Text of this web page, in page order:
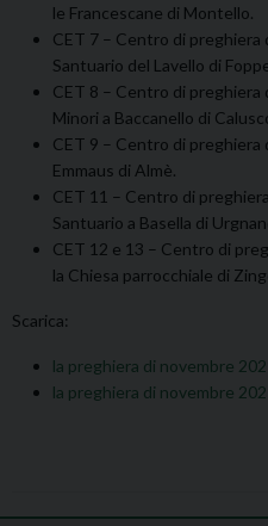
le Francescane di Montello.
CET 7 – Centro di preghiera
Santuario del Lavello di
CET 8 – Centro di preghiera
Minori a Baccanello di
CET 9 – Centro di preghiera
Emmaus di Almè.
CET 11 – Centro di
Santuario a Basella di
CET 12 e 13 – Centro di
la Chiesa parrocchiale di
Scarica:
la preghiera di novembre
la preghiera di novembre